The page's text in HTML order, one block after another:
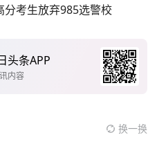
分考生放弃985选警校
头条APP
内容
换一换